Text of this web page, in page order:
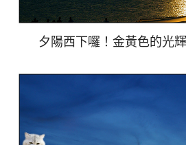
夕陽西下囉！金黃色的光輝